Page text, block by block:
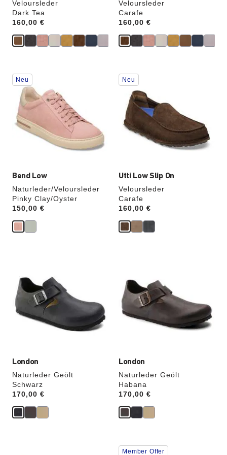
Veloursleder
Dark Tea
Price:
160,00 €
Veloursleder
Carafe
Price:
160,00 €
Bend Low
Naturleder/Veloursleder
Pinky Clay/Oyster
Price:
150,00 €
Durch
Anklicken
Farben
werden
die
Produktbilder
aktualisiert.
Neu
Utti Low Slip On
Veloursleder
Carafe
Price:
160,00 €
Durch
Anklicken
Farben
werden
die
Produktbilder
aktualisiert.
Neu
London
Naturleder Geölt
Schwarz
Price:
170,00 €
der
Farben
werden
die
Produktbilder
aktualisiert.
London
Naturleder Geölt
Habana
Price:
170,00 €
Farben
werden
die
Produktbilder
aktualisiert.
Durch
Member Offer